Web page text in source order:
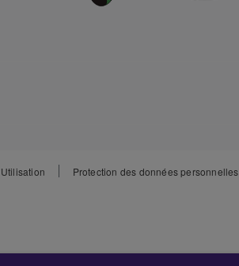
Protection des données personnelles